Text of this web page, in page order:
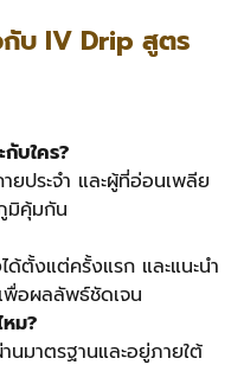
กับ IV Drip สูตร
บใคร?
ยประจำ และผู้ที่อ่อนเพลีย
มิคุ้มกัน
ด้ตั้งแต่ครั้งแรก และแนะนำ
พื่อผลลัพธ์ชัดเจน
ม?
นมาตรฐานและอยู่ภายใต้